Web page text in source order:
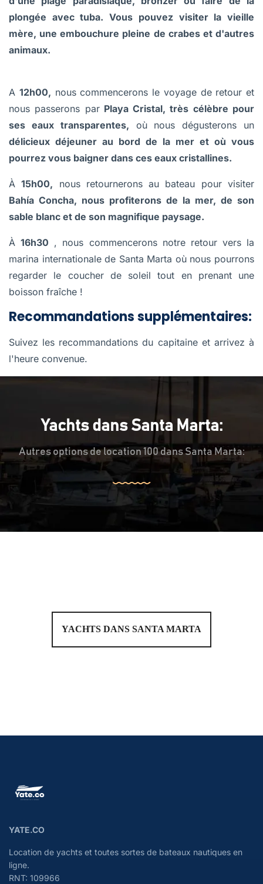
plongée avec tuba. Vous pouvez visiter la vieille
mère, une embouchure pleine de crabes et d'autres
animaux.
A 12h00, nous commencerons le voyage de retour et
nous passerons par Playa Cristal, très célèbre pour
ses eaux transparentes, où nous dégusterons un
délicieux déjeuner au bord de la mer et où vous
pourrez vous baigner dans ces eaux cristallines.
À15h00, nous retournerons au bateau pour visiter
Bahía Concha, nous profiterons de la mer, de son
sable blanc et de son magnifique paysage.
À16h30 , nous commencerons notre retour vers la
marina internationale de Santa Marta où nous pourrons
regarder le coucher de soleil tout en prenant une
boisson fraîche !
Recommandations supplémentaires:
Suivez les recommandations du capitaine et arrivez à
l'heure convenue.
Yachts dans Santa Marta:
Autres options de location 100 dans Santa Marta:
YACHTS DANS SANTA MARTA
YATE.CO
Location de yachts et toutes sortes de bateaux nautiques en
ligne.
RNT: 109966